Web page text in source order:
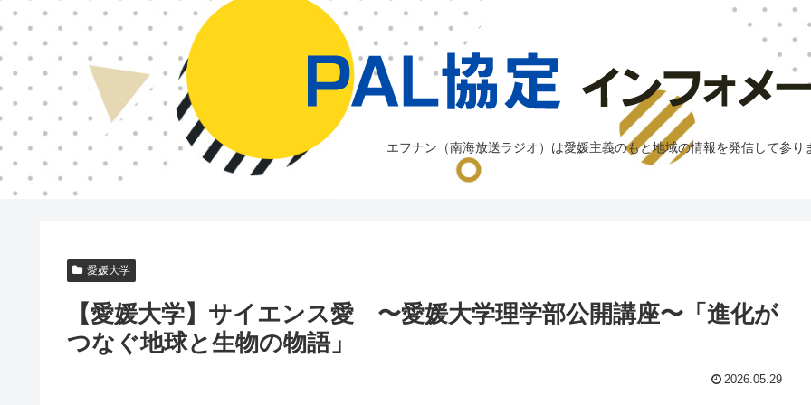
エフナン（南海放送ラジオ）は愛媛主義のもと地域の情報を発信して参り
愛媛大学
【愛媛大学】サイエンス愛 〜愛媛大学理学部公開講座〜「進化が
つなぐ地球と生物の物語」
2026.05.29